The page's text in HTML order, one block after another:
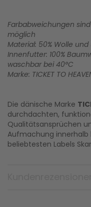
Farbabweichungen
möglich
Material: 50% Wolle und
Innenfutter: 100%
waschbar bei 40°C
Marke: TICKET TO
Die dänische Marke
durchdachten,
Qualitätsansprüchen
Aufmachung innerhalb
beliebtesten Labels